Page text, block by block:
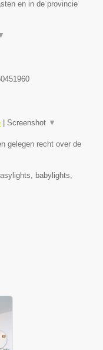
en in de provincie
| Screenshot ▼
gelegen recht over de
babylights,